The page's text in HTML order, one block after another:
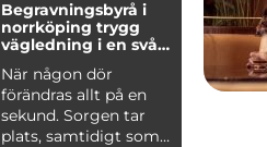
Begravningsbyrå i
norrköping trygg
vägledning i en svår
När någon dör
förändras allt på en
sekund. Sorgen tar
plats, samtidigt som